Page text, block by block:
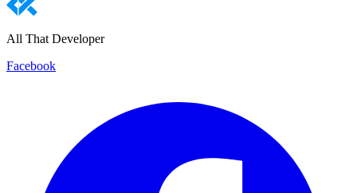
All That Developer
Facebook